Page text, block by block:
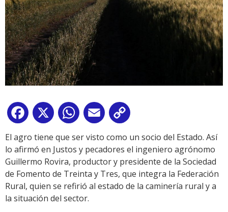
Facebook
X WhatsApp
Email
Link
El agro tiene que ser visto como un socio del Estado. Así
lo afirmó en Justos y pecadores el ingeniero agrónomo
Guillermo Rovira, productor y presidente de la Sociedad
de Fomento de Treinta y Tres, que integra la Federación
Rural, quien se refirió al estado de la caminería rural y a
la situación del sector.